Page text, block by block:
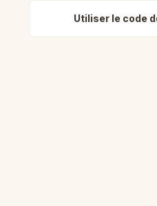
Utiliser le code